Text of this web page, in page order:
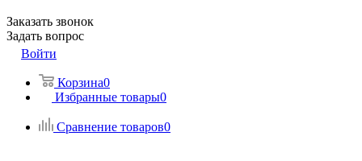
Заказать звонок
Задать вопрос
Войти
Корзина0
Избранные товары0
Сравнение товаров0